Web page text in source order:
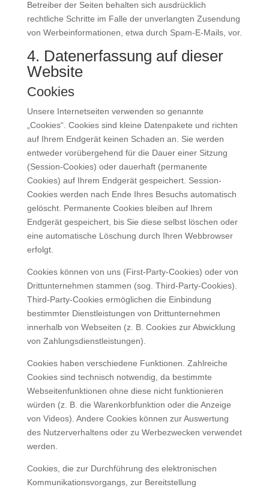
Betreiber der Seiten behalten sich ausdrücklich
rechtliche Schritte im Falle der unverlangten Zusendung
von Werbeinformationen, etwa durch Spam-E-Mails, vor.
4. Datenerfassung auf dieser
Website
Cookies
Unsere Internetseiten verwenden so genannte
„Cookies“. Cookies sind kleine Datenpakete und richten
auf Ihrem Endgerät keinen Schaden an. Sie werden
entweder vorübergehend für die Dauer einer Sitzung
(Session-Cookies) oder dauerhaft (permanente
Cookies) auf Ihrem Endgerät gespeichert. Session-
Cookies werden nach Ende Ihres Besuchs automatisch
gelöscht. Permanente Cookies bleiben auf Ihrem
Endgerät gespeichert, bis Sie diese selbst löschen oder
eine automatische Löschung durch Ihren Webbrowser
erfolgt.
Cookies können von uns (First-Party-Cookies) oder von
Drittunternehmen stammen (sog. Third-Party-Cookies).
Third-Party-Cookies ermöglichen die Einbindung
bestimmter Dienstleistungen von Drittunternehmen
innerhalb von Webseiten (z. B. Cookies zur Abwicklung
von Zahlungsdienstleistungen).
Cookies haben verschiedene Funktionen. Zahlreiche
Cookies sind technisch notwendig, da bestimmte
Webseitenfunktionen ohne diese nicht funktionieren
würden (z. B. die Warenkorbfunktion oder die Anzeige
von Videos). Andere Cookies können zur Auswertung
des Nutzerverhaltens oder zu Werbezwecken verwendet
werden.
Cookies, die zur Durchführung des elektronischen
Kommunikationsvorgangs, zur Bereitstellung